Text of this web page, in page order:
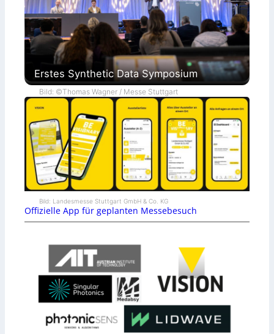
Erstes Synthetic Data Symposium
Bild: ©Thomas Wagner / Messe Stuttgart
Bild: Landesmesse Stuttgart GmbH & Co. KG
Offizielle App für geplanten Messebesuch